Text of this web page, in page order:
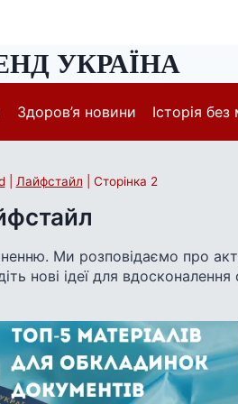
УКРАЇНА
Здоров’я новини Історія без
| Лайфстайл Сторінка 2
Ми розповідаємо про
нові ідеї для